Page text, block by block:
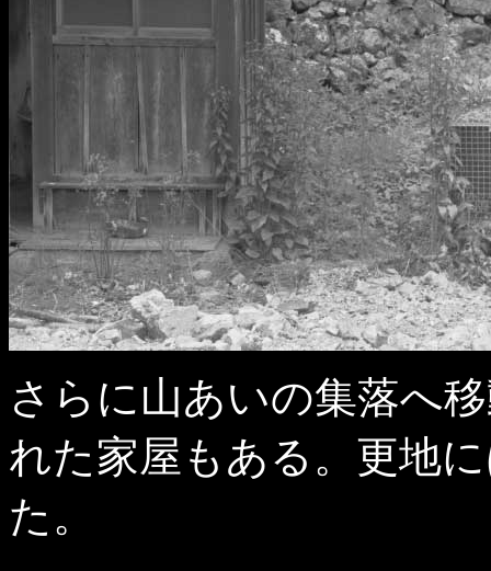
さらに山あいの集落へ
れた家屋もある。更地
た。